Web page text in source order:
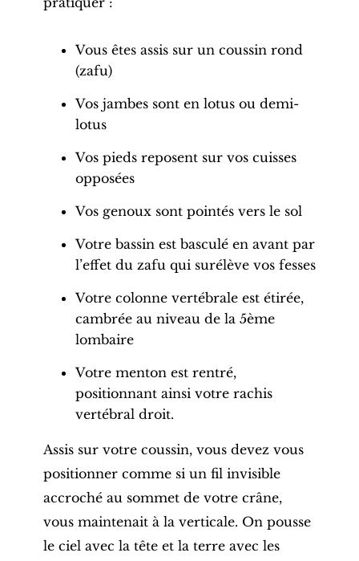
Vous êtes assis sur un coussin rond
(zafu)
Vos jambes sont en lotus ou demi-
lotus
Vos pieds reposent sur vos cuisses
opposées
Vos genoux sont pointés vers le sol
Votre bassin est basculé en avant par
l’effet du zafu qui surélève vos fesses
Votre colonne vertébrale est étirée,
cambrée au niveau de la 5ème
lombaire
Votre menton est rentré,
positionnant ainsi votre rachis
vertébral droit.
Assis sur votre coussin, vous devez vous
positionner comme si un fil invisible
accroché au sommet de votre crâne,
vous maintenait à la verticale. On pousse
le ciel avec la tête et la terre avec les